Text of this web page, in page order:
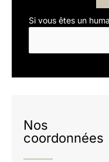
Si vous êtes un
Nos
coordonnées